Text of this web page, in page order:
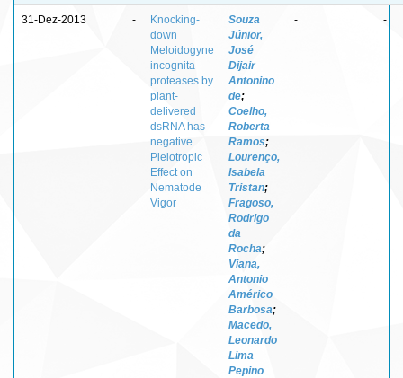
31-Dez-2013 -
Knocking-
down
Meloidogyne
incognita
proteases by
plant-
delivered
dsRNA has
negative
Pleiotropic
Effect on
Nematode
Vigor
Souza
Júnior,
José
Dijair
Antonino
de;
Coelho,
Roberta
Ramos;
Lourenço,
Isabela
Tristan;
Fragoso,
Rodrigo
da
Rocha;
Viana,
Antonio
Américo
Barbosa;
Macedo,
Leonardo
Lima
Pepino
- -